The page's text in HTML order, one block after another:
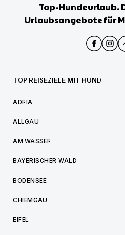
Top-Hundeurlaub.
Urlaubsangebote für
TOP REISEZIELE MIT HUND
ADRIA
ALLGÄU
AM WASSER
BAYERISCHER WALD
BODENSEE
CHIEMGAU
EIFEL